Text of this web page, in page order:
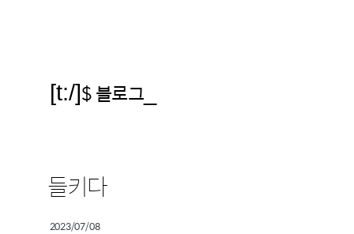
[t:/]$ 블로그
들키다
2023/07/08